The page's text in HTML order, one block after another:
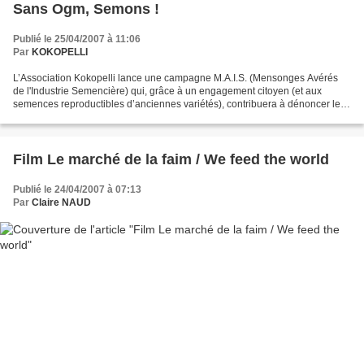
Sans Ogm, Semons !
Publié le 25/04/2007 à 11:06
Par KOKOPELLI
L’Association Kokopelli lance une campagne M.A.I.S. (Mensonges Avérés
de l'Industrie Semencière) qui, grâce à un engagement citoyen (et aux
semences reproductibles d’anciennes variétés), contribuera à dénoncer les
Film Le marché de la faim / We feed the world
Publié le 24/04/2007 à 07:13
Par Claire NAUD